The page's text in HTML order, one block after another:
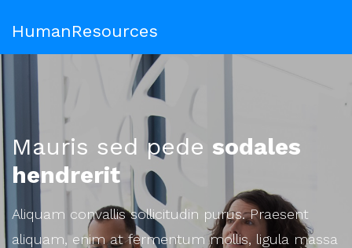
HumanResources
Mauris sed pede sodales
hendrerit
Aliquam convallis sollicitudin purus. Praesent
aliquam, enim at fermentum mollis, ligula massa